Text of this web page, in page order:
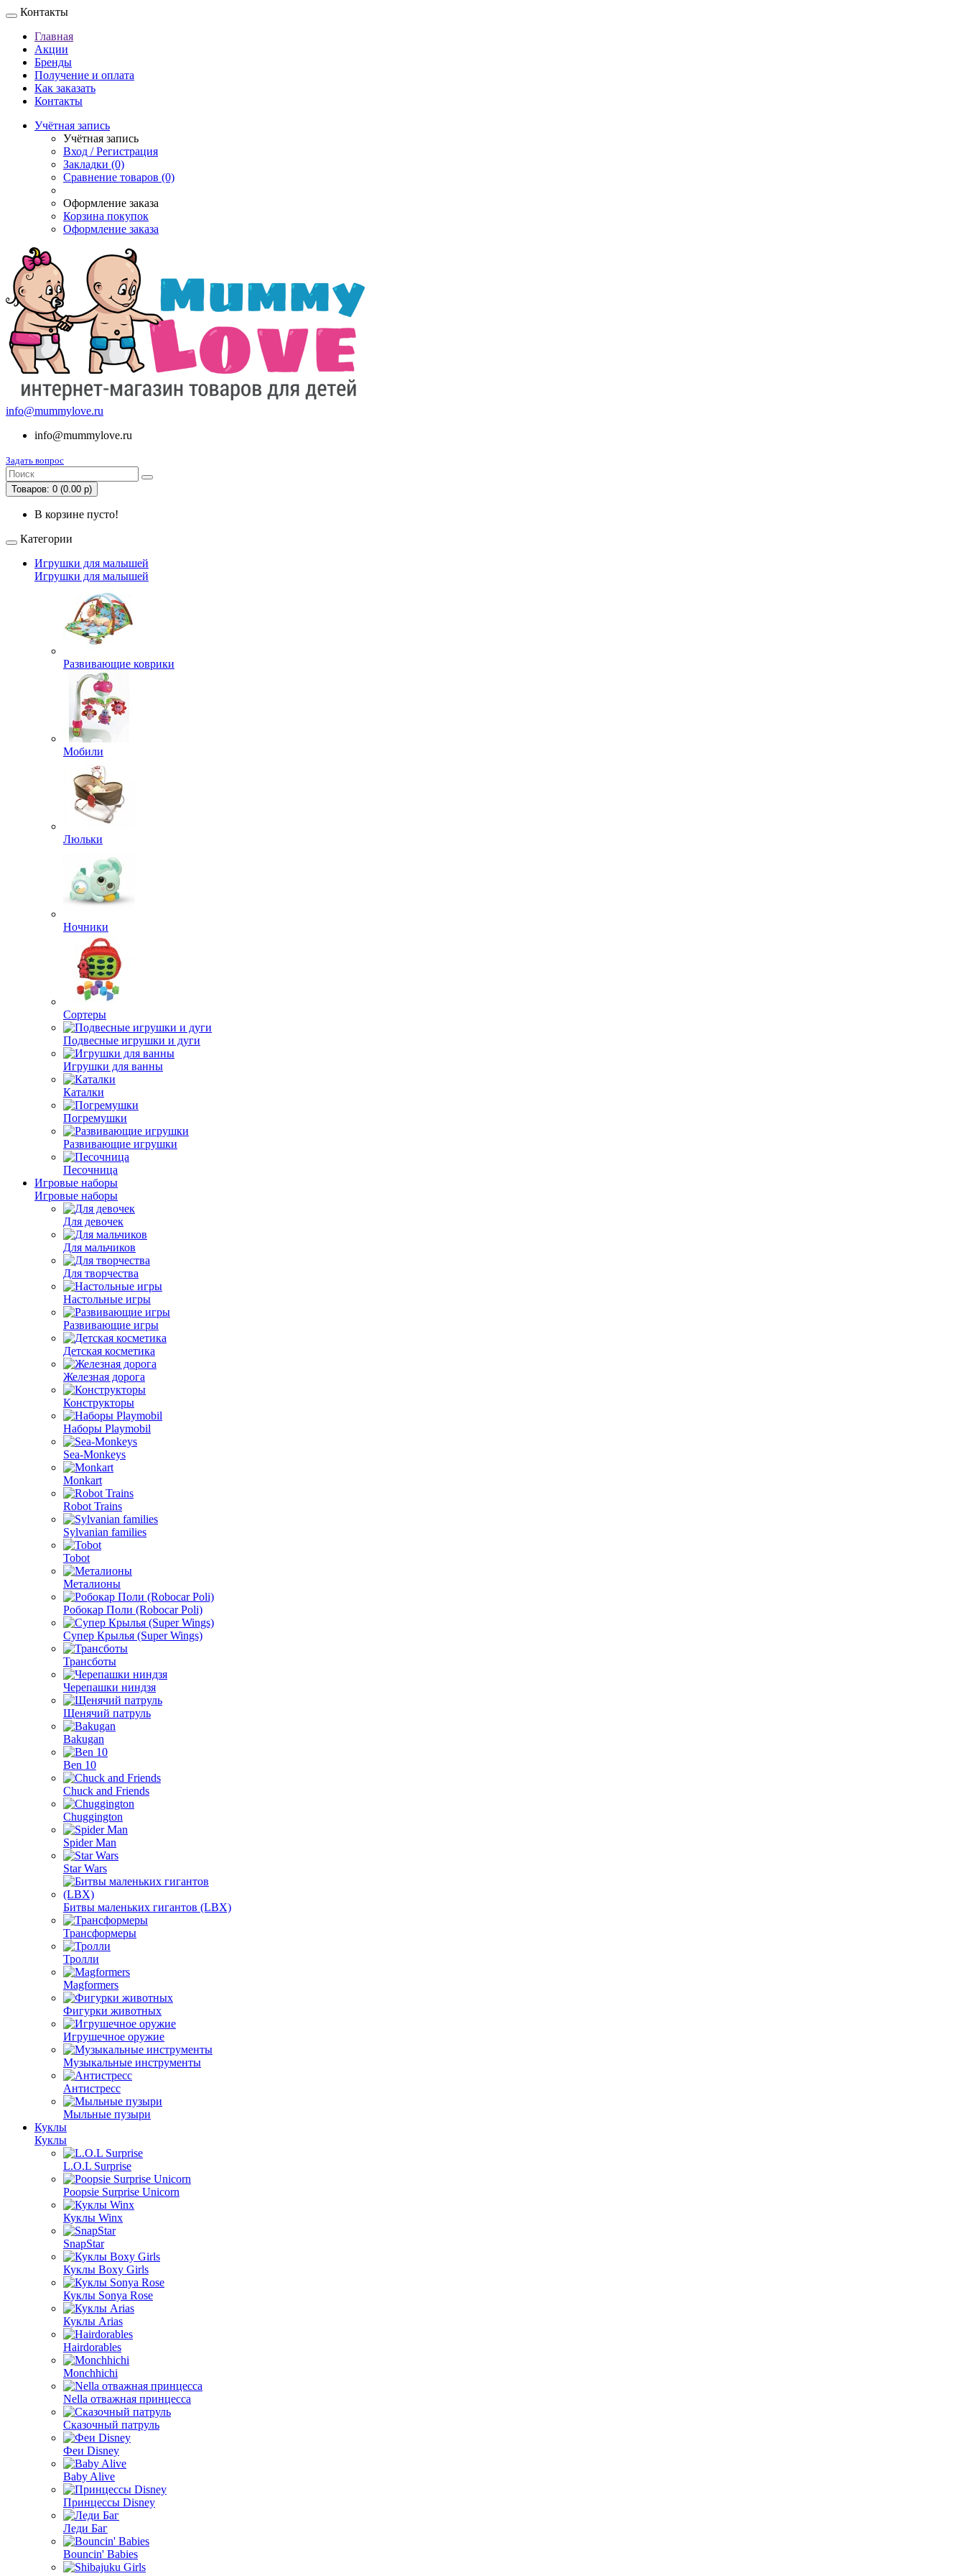
Контакты
Главная
Акции
Бренды
Получение и оплата
Как заказать
Контакты
Учётная запись
Учётная запись
Вход / Регистрация
Закладки (0)
Сравнение товаров (0)
Оформление заказа
Корзина покупок
Оформление заказа
info@mummylove.ru
info@mummylove.ru
Задать вопрос
Товаров: 0 (0.00 р)
В корзине пусто!
Категории
Игрушки для малышей
Игрушки для малышей
Развивающие коврики
Мобили
Люльки
Ночники
Сортеры
Подвесные игрушки и дуги
Игрушки для ванны
Каталки
Погремушки
Развивающие игрушки
Песочница
Игровые наборы
Игровые наборы
Для девочек
Для мальчиков
Для творчества
Настольные игры
Развивающие игры
Детская косметика
Железная дорога
Конструкторы
Наборы Playmobil
Sea-Monkeys
Monkart
Robot Trains
Sylvanian families
Tobot
Металионы
Робокар Поли (Robocar Poli)
Супер Крылья (Super Wings)
Трансботы
Черепашки ниндзя
Щенячий патруль
Bakugan
Ben 10
Chuck and Friends
Chuggington
Spider Man
Star Wars
Битвы маленьких гигантов (LBX)
Трансформеры
Тролли
Magformers
Фигурки животных
Игрушечное оружие
Музыкальные инструменты
Антистресс
Мыльные пузыри
Куклы
Куклы
L.O.L Surprise
Poopsie Surprise Unicorn
Куклы Winx
SnapStar
Куклы Boxy Girls
Куклы Sonya Rose
Куклы Arias
Hairdorables
Monchhichi
Nella отважная принцесса
Сказочный патруль
Феи Disney
Baby Alive
Принцессы Disney
Леди Баг
Bouncin' Babies